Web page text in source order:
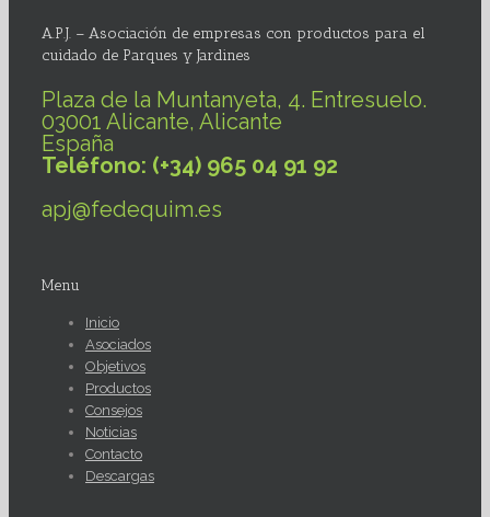
A.P.J. – Asociación de empresas con productos para el
cuidado de Parques y Jardines
Plaza de la Muntanyeta, 4. Entresuelo.
03001 Alicante, Alicante
España
Teléfono: (+34) 965 04 91 92
apj@fedequim.es
Menu
Inicio
Asociados
Objetivos
Productos
Consejos
Noticias
Contacto
Descargas